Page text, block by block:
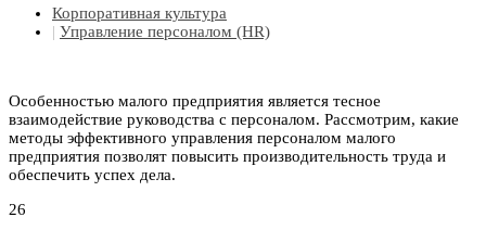
Корпоративная культура
| Управление персоналом (HR)
Особенностью малого предприятия является тесное
взаимодействие руководства с персоналом. Рассмотрим, какие
методы эффективного управления персоналом малого
предприятия позволят повысить производительность труда и
обеспечить успех дела.
26